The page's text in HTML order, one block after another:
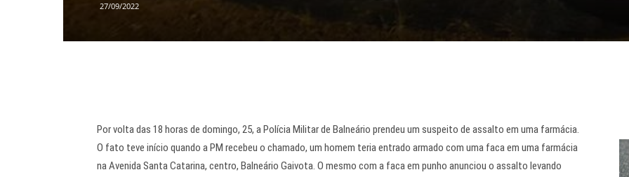
27/09/2022
Por volta das 18 horas de domingo, 25, a Polícia Militar de Balneário prendeu um suspeito de assalto em uma farmácia.
O fato teve início quando a PM recebeu o chamado, um homem teria entrado armado com uma faca em uma farmácia
na Avenida Santa Catarina, centro, Balneário Gaivota. O mesmo com a faca em punho anunciou o assalto levando